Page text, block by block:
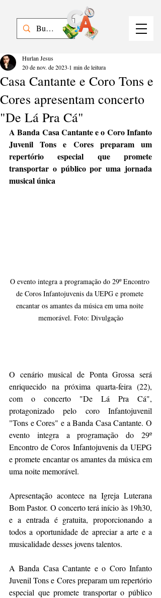
Casa Cantante e Coro Tons e
Cores apresentam concerto
"De Lá Pra Cá"
Hurlan Jesus
20 de nov. de 2023 1 min de leitura
A Banda Casa Cantante e o Coro Infanto
Juvenil Tons e Cores preparam um
repertório especial que promete
transportar o público por uma jornada
musical única
O evento integra a programação do 29º Encontro
de Coros Infantojuvenis da UEPG e promete
encantar os amantes da música em uma noite
memorável. Foto: Divulgação
O cenário musical de Ponta Grossa será
enriquecido na próxima quarta-feira (22),
com o concerto "De Lá Pra Cá",
protagonizado pelo coro Infantojuvenil
"Tons e Cores" e a Banda Casa Cantante. O
evento integra a programação do 29º
Encontro de Coros Infantojuvenis da UEPG
e promete encantar os amantes da música em
uma noite memorável.
Apresentação acontece na Igreja Luterana
Bom Pastor. O concerto terá início às 19h30,
e a entrada é gratuita, proporcionando a
todos a oportunidade de apreciar a arte e a
musicalidade desses jovens talentos.
A Banda Casa Cantante e o Coro Infanto
Juvenil Tons e Cores preparam um repertório
especial que promete transportar o público